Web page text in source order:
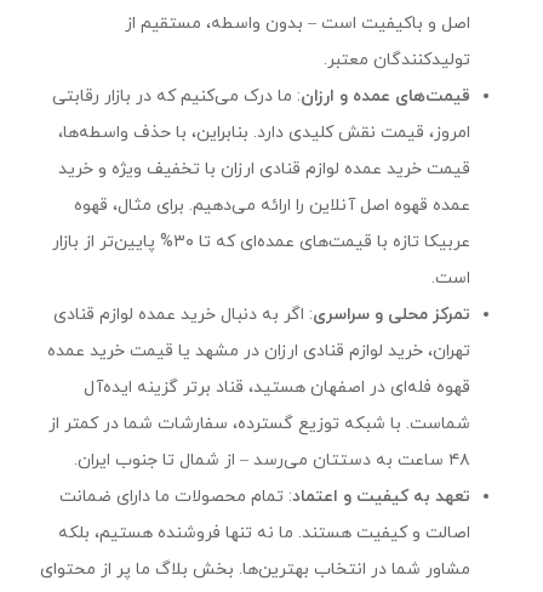
اصل و باکیفیت است – بدون واسطه، مستقیم از
تولیدکنندگان معتبر.
قیمت‌های عمده و ارزان: ما درک می‌کنیم که در بازار رقابتی
امروز، قیمت نقش کلیدی دارد. بنابراین، با حذف واسطه‌ها،
قیمت خرید عمده لوازم قنادی ارزان با تخفیف ویژه و خرید
عمده قهوه اصل آنلاین را ارائه می‌دهیم. برای مثال، قهوه
عربیکا تازه با قیمت‌های عمده‌ای که تا ۳۰% پایین‌تر از بازار
است.
تمرکز محلی و سراسری: اگر به دنبال خرید عمده لوازم قنادی
تهران، خرید لوازم قنادی ارزان در مشهد یا قیمت خرید عمده
قهوه فله‌ای در اصفهان هستید، قناد برتر گزینه ایده‌آل
شماست. با شبکه توزیع گسترده، سفارشات شما در کمتر از
۴۸ ساعت به دستتان می‌رسد – از شمال تا جنوب ایران.
تعهد به کیفیت و اعتماد: تمام محصولات ما دارای ضمانت
اصالت و کیفیت هستند. ما نه تنها فروشنده هستیم، بلکه
مشاور شما در انتخاب بهترین‌ها. بخش بلاگ ما پر از محتوای